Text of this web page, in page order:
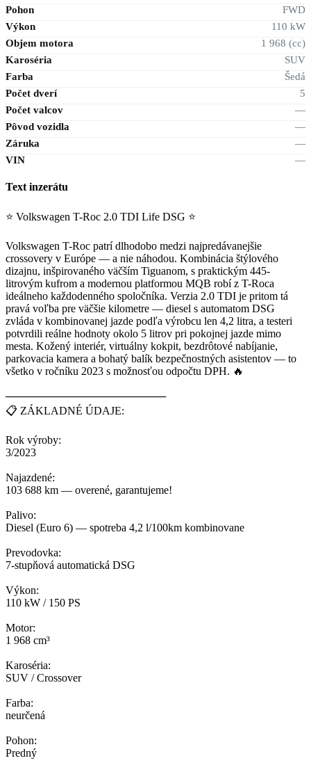
Pohon
FWD
Výkon
110 kW
Objem motora
1 968 (cc)
Karoséria
SUV
Farba
Šedá
Počet dverí
5
Počet valcov
—
Pôvod vozidla
—
Záruka
—
VIN
—
Text inzerátu
⭐ Volkswagen T-Roc 2.0 TDI Life DSG ⭐
Volkswagen T-Roc patrí dlhodobo medzi najpredávanejšie
crossovery v Európe — a nie náhodou. Kombinácia štýlového
dizajnu, inšpirovaného väčším Tiguanom, s praktickým 445-
litrovým kufrom a modernou platformou MQB robí z T-Roca
ideálneho každodenného spoločníka. Verzia 2.0 TDI je pritom tá
pravá voľba pre väčšie kilometre — diesel s automatom DSG
zvláda v kombinovanej jazde podľa výrobcu len 4,2 litra, a testeri
potvrdili reálne hodnoty okolo 5 litrov pri pokojnej jazde mimo
mesta. Kožený interiér, virtuálny kokpit, bezdrôtové nabíjanie,
parkovacia kamera a bohatý balík bezpečnostných asistentov — to
všetko v ročníku 2023 s možnosťou odpočtu DPH. 🔥
─────────────────────
📋 ZÁKLADNÉ ÚDAJE:
Rok výroby:
3/2023
Najazdené:
103 688 km — overené, garantujeme!
Palivo:
Diesel (Euro 6) — spotreba 4,2 l/100km kombinovane
Prevodovka:
7-stupňová automatická DSG
Výkon:
110 kW / 150 PS
Motor:
1 968 cm³
Karoséria:
SUV / Crossover
Farba:
neurčená
Pohon:
Predný